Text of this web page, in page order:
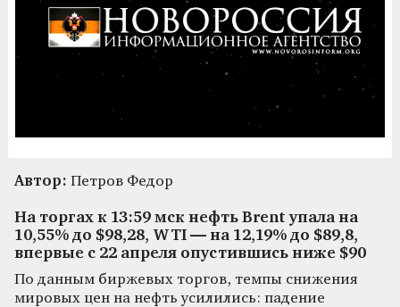
Автор: Петров Федор
На торгах к 13:59 мск нефть Brent упала на
10,55% до $98,28, WTI — на 12,19% до $89,8,
впервые с 22 апреля опустившись ниже $90
По данным биржевых торгов, темпы снижения
мировых цен на нефть усилились: падение